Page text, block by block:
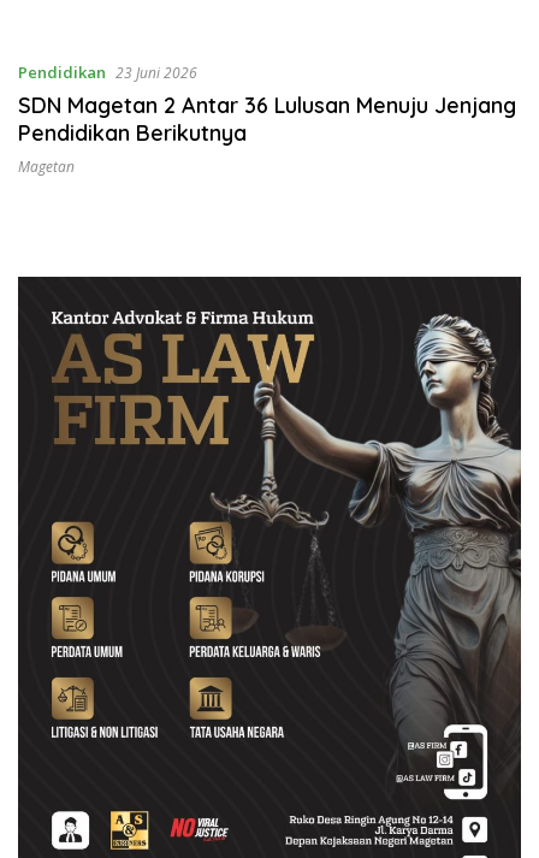
Pendidikan 23 Juni 2026
SDN Magetan 2 Antar 36 Lulusan Menuju Jenjang
Pendidikan Berikutnya
Magetan